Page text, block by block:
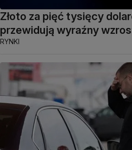
Złoto za pięć tysięcy
przewidują wyraźny
RYNKI